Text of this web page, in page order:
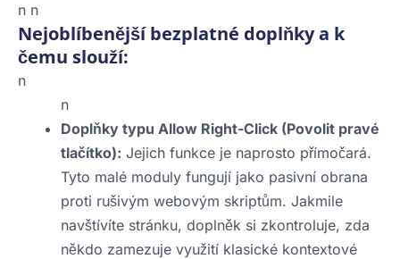
n n
Nejoblíbenější bezplatné doplňky a k
čemu slouží:
n
n
Doplňky typu Allow Right-Click (Povolit pravé
tlačítko): Jejich funkce je naprosto přímočará.
Tyto malé moduly fungují jako pasivní obrana
proti rušivým webovým skriptům. Jakmile
navštívíte stránku, doplněk si zkontroluje, zda
někdo zamezuje využití klasické kontextové